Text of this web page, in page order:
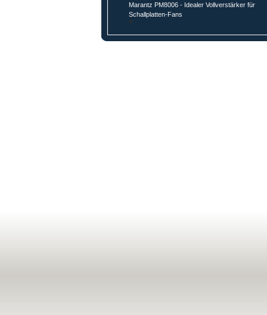
Marantz PM8006 - Idealer Vollverstärker für
Schallplatten-Fans